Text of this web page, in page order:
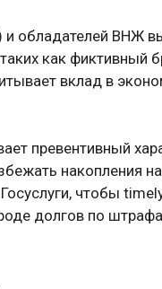
обладателей ВНЖ
как фиктивный
вклад в
превентивный
накопления
чтобы
долгов по